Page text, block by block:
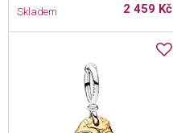
Skladem
2 459 Kč